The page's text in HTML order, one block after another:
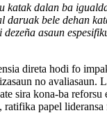
dalan ba
bele dehan
asaun
direta hodi fo
no
sira kona-ba
papel